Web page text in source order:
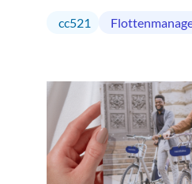
günstiger Preis,
cc521